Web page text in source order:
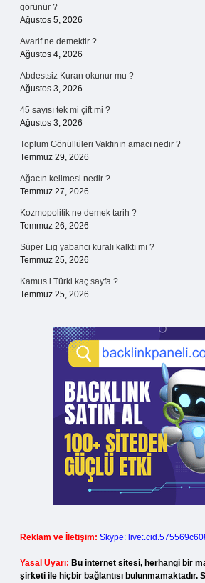
görünür ?
Ağustos 5, 2026
Avarif ne demektir ?
Ağustos 4, 2026
Abdestsiz Kuran okunur mu ?
Ağustos 3, 2026
45 sayısı tek mi çift mi ?
Ağustos 3, 2026
Toplum Gönüllüleri Vakfının amacı nedir ?
Temmuz 29, 2026
Ağacın kelimesi nedir ?
Temmuz 27, 2026
Kozmopolitik ne demek tarih ?
Temmuz 26, 2026
Süper Lig yabanci kuralı kalktı mı ?
Temmuz 25, 2026
Kamus i Türki kaç sayfa ?
Temmuz 25, 2026
Reklam ve İletişim: Skype:
Yasal Uyarı: Bu internet sitesi, herhangi bir
şirketi ile hiçbir bağlantısı bulunmamaktadır.